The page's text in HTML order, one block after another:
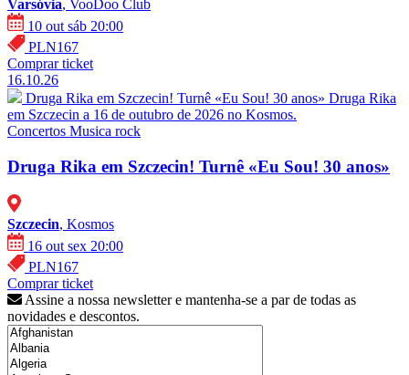
Varsóvia, VooDoo Club
10 out sáb 20:00
PLN167
Comprar ticket
16.10.26
Druga Rika em Szczecin! Turnê «Eu Sou! 30 anos» Druga Rika
em Szczecin a 16 de outubro de 2026 no Kosmos.
Concertos Musica rock
Druga Rika em Szczecin! Turnê «Eu Sou! 30 anos»
Szczecin, Kosmos
16 out sex 20:00
PLN167
Comprar ticket
Assine a nossa newsletter e mantenha-se a par de todas as
novidades e descontos.